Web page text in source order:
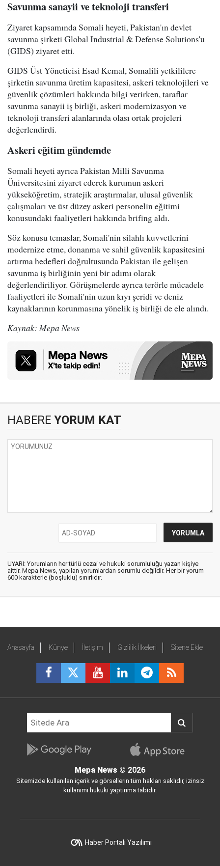
Savunma sanayii ve teknoloji transferi
Ziyaret kapsamında Somali heyeti, Pakistan'ın devlet
savunma şirketi Global Industrial & Defense Solutions'u
(GIDS) ziyaret etti.
GIDS Üst Yöneticisi Esad Kemal, Somalili yetkililere
şirketin savunma üretim kapasitesi, askeri teknolojileri ve
güvenlik çözümleri hakkında bilgi verirken, taraflar
savunma sanayii iş birliği, askeri modernizasyon ve
teknoloji transferi alanlarında olası ortak projeleri
değerlendirdi.
Askeri eğitim gündemde
Somali heyeti ayrıca Pakistan Milli Savunma
Üniversitesini ziyaret ederek kurumun askeri
yükseköğretim, stratejik araştırmalar, ulusal güvenlik
çalışmaları ve üst düzey askeri personelin eğitimi
konusundaki faaliyetleri hakkında brifing aldı.
Söz konusu temaslar, Somali'nin silahlı kuvvetlerini
modernize etme, donanma ve sahil güvenlik kapasitesini
artırma hedefleri doğrultusunda Pakistan ile gelişen
savunma iş birliğinin yeni bir adımı olarak
değerlendiriliyor. Görüşmelerde ayrıca terörle mücadele
faaliyetleri ile Somali'nin uzun kıyı şeridi ve deniz
kaynaklarının korunmasına yönelik iş birliği de ele alındı.
Kaynak: Mepa News
HABERE YORUM KAT
UYARI: Yorumların her türlü cezai ve hukuki sorumluluğu yazan kişiye
aittir. Mepa News, yapılan yorumlardan sorumlu değildir. Her bir yorum
600 karakterle (boşluklu) sınırlıdır.
Anasayfa Künye İletişim Gizlilik İlkeleri Sitene Ekle
Mepa News © 2026
Sitemizde kullanılan içerik ve görsellerin tüm hakları saklıdır, izinsiz
kullanımı hukuki yaptırıma tabidir.
Haber Portalı Yazılımı